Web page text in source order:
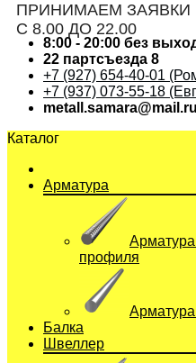
ПРИНИМАЕМ ЗАЯВКИ
С 8.00 ДО 22.00
8:00 - 20:00 без
22 партсъезда 8
+7 (927) 654-40-01
+7 (937) 073-55-18
metall.samara@mail.ru
Каталог
Арматура
профиля
Балка
Швеллер